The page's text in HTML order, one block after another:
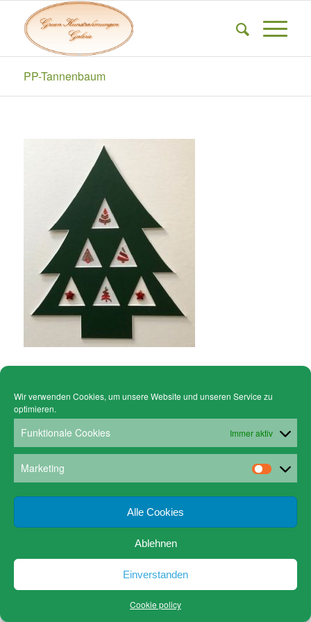
Wir verwenden Cookies, um unsere Website und unseren Service zu
optimieren.
Funktionale Cookies Immer aktiv
Marketing
Alle Cookies
Ablehnen
Einverstanden
Cookie policy
PP-Tannenbaum
© Copyright - Gruen Stickgalerie -
Cookie policy (EU)
www.gruen-kunstrahmungen.com Impressum / Kontakt